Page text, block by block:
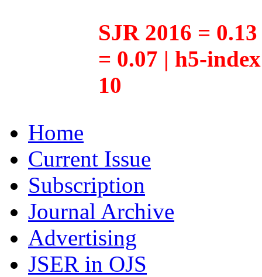
SJR 2016 =
= 0.07 | h5-
10
Home
Current Issue
Subscription
Journal Archive
Advertising
JSER in OJS